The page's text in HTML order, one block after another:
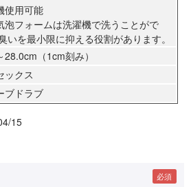
15
使用可能
泡フォームは洗濯機で洗うことがで
いを最小限に抑える役割があります。
28.0cm（1cm刻み）
ックス
ブドラブ